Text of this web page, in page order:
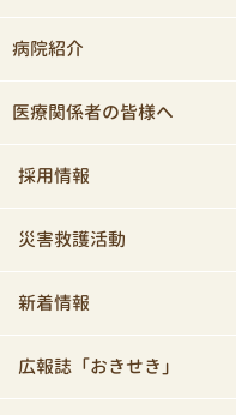
病院紹介
医療関係者の皆様へ
採用情報
災害救護活動
新着情報
広報誌「おきせき」